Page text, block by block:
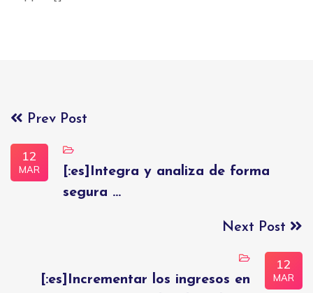
Prev Post
12
MAR
[:es]Integra y analiza de forma
segura ...
Next Post
12
MAR
[:es]Incrementar los ingresos en